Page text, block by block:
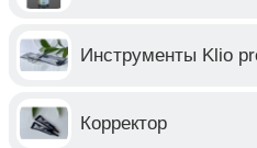
Инструменты Klio
Корректор